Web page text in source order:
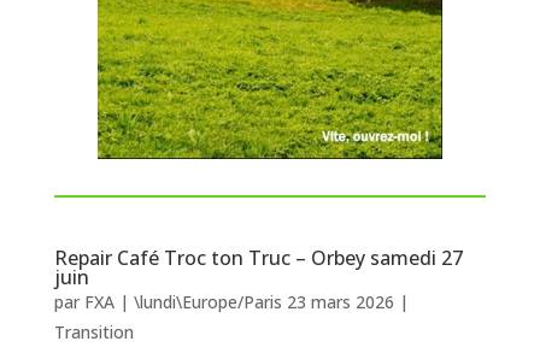
Repair Café Troc ton Truc – Orbey samedi 27
juin
par FXA| \lundi\Europe/Paris 23 mars 2026 |
Transition